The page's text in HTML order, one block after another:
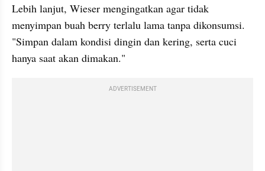
Lebih lanjut, Wieser mengingatkan agar tidak
menyimpan buah berry terlalu lama tanpa dikonsumsi.
"Simpan dalam kondisi dingin dan kering, serta cuci
hanya saat akan dimakan."
ADVERTISEMENT